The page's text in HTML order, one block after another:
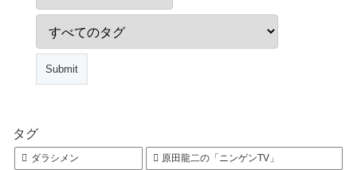
タグ
ダラシメン 原田龍二の「ニンゲンTV」